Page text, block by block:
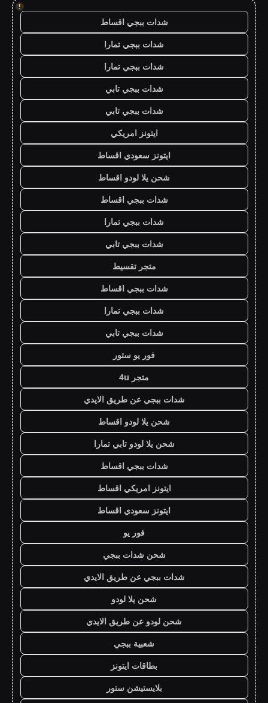
!
شدات ببجي اقساط
شدات ببجي تمارا
شدات ببجي تمارا
شدات ببجي تابي
شدات ببجي تابي
ايتونز امريكي
ايتونز سعودي اقساط
شحن يلا لودو اقساط
شدات ببجي اقساط
شدات ببجي تمارا
شدات ببجي تابي
متجر تقسيط
شدات ببجي اقساط
شدات ببجي تمارا
شدات ببجي تابي
فور يو ستور
متجر 4u
شدات ببجي عن طريق الايدي
شحن يلا لودو اقساط
شحن يلا لودو تابي تمارا
شدات ببجي اقساط
ايتونز امريكي اقساط
ايتونز سعودي اقساط
فور يو
شحن شدات ببجي
شدات ببجي عن طريق الايدي
شحن يلا لودو
شحن لودو عن طريق الايدي
شعبية ببجي
بطاقات ايتونز
بلايستيشن ستور